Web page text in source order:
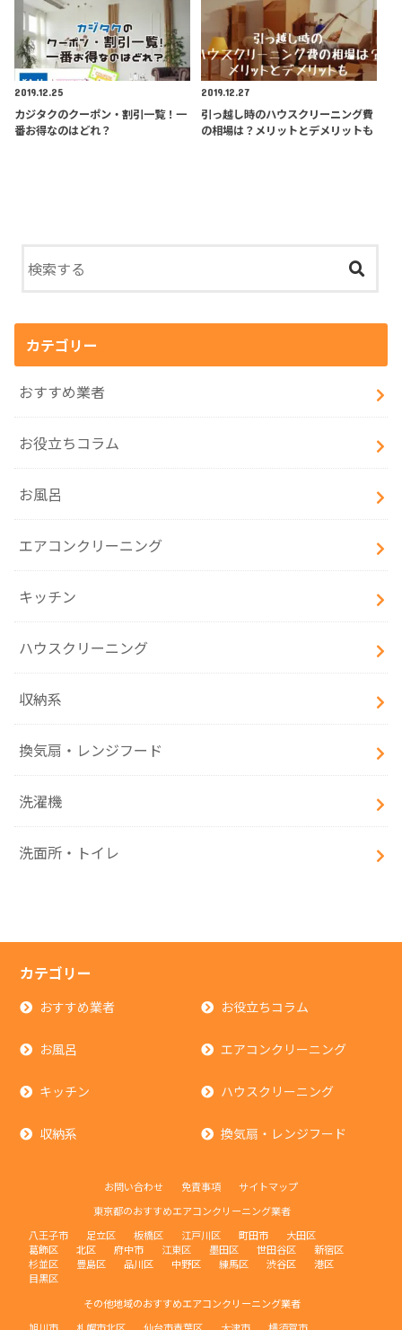
2019.12.25
カジタクのクーポン・割引一覧！一
番お得なのはどれ？
2019.12.27
引っ越し時のハウスクリーニング費
の相場は？メリットとデメリットも
カテゴリー
おすすめ業者
お役立ちコラム
お風呂
エアコンクリーニング
キッチン
ハウスクリーニング
収納系
換気扇・レンジフード
洗濯機
洗面所・トイレ
カテゴリー
おすすめ業者 お役立ちコラム
お風呂 エアコンクリーニング
キッチン ハウスクリーニング
収納系 換気扇・レンジフード
お問い合わせ 免責事項
サイトマップ
東京都のおすすめエアコンクリーニング業者
八王子市
足立区 板橋区 江戸川区 町田市
大田区
葛飾区
北区 府中市 江東区 墨田区 世田谷区
新宿区
杉並区
豊島区 品川区 中野区 練馬区 渋谷区
港区
目黒区
その他地域のおすすめエアコンクリーニング業者
旭川市
札幌市北区 仙台市青葉区 大津市 横須賀市